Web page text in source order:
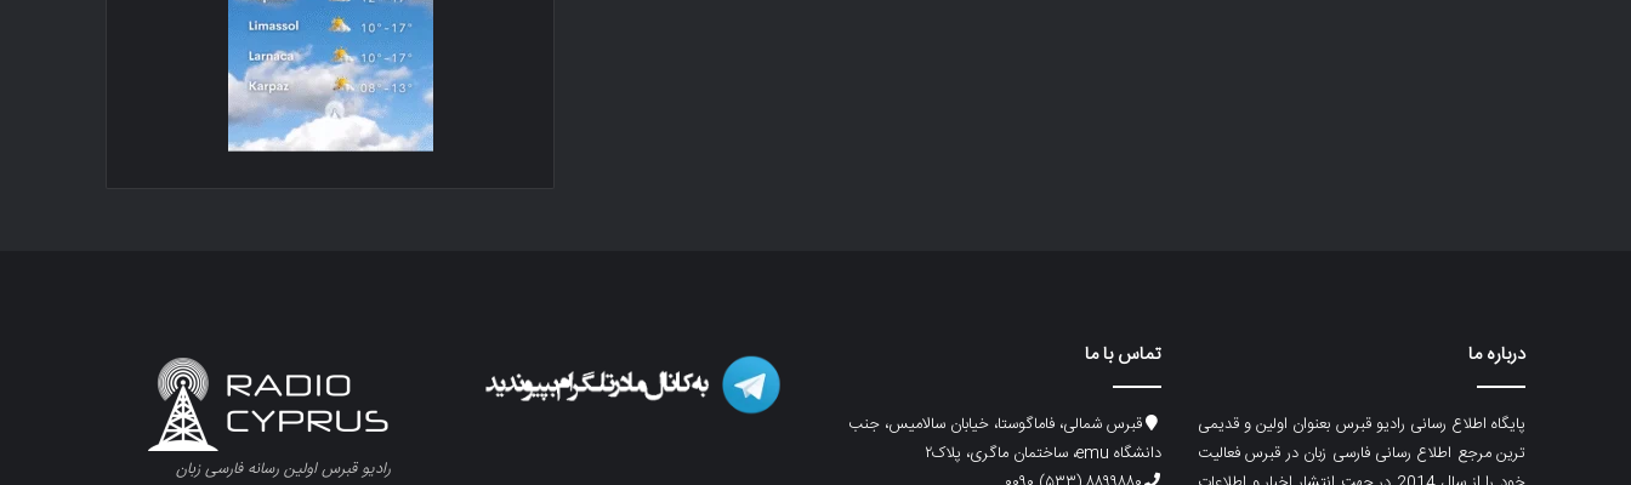
درباره ما
پایگاه اطلاع رسانی رادیو قبرس بعنوان اولین و قدیمی
ترین مرجع اطلاع رسانی فارسی زبان در قبرس فعالیت
تماس با ما
قبرس شمالی، فاماگوستا، خیابان سالامیس، جنب
دانشگاه emu، ساختمان ماگری، پلاک۲
رادیو قبرس اولین رسانه فارسی زبان